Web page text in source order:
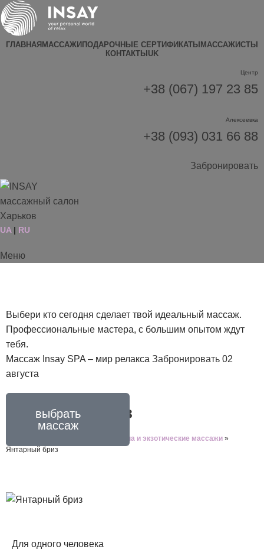
ГЛАВНАЯ МАССАЖИ ПОДАРОЧНЫЕ СЕРТИФИКАТЫ МАССАЖИСТЫ
КОНТАКТЫ UK
Центр
+38 (067) 197 23 85
Алексеевка
+38 (093) 031 66 88
Забронировать
UA| RU
Меню
Выбери кто сегодня сделает твой идеальный массаж.
Профессиональные мастера, с большим опытом ждут
тебя.
Массаж Insay SPA – мир релакса Забронировать 02
августа
выбрать
массажиста
выбрать
массаж
Янтарный бриз
Спа и экзотические массажи »
Янтарный бриз
Для одного человека